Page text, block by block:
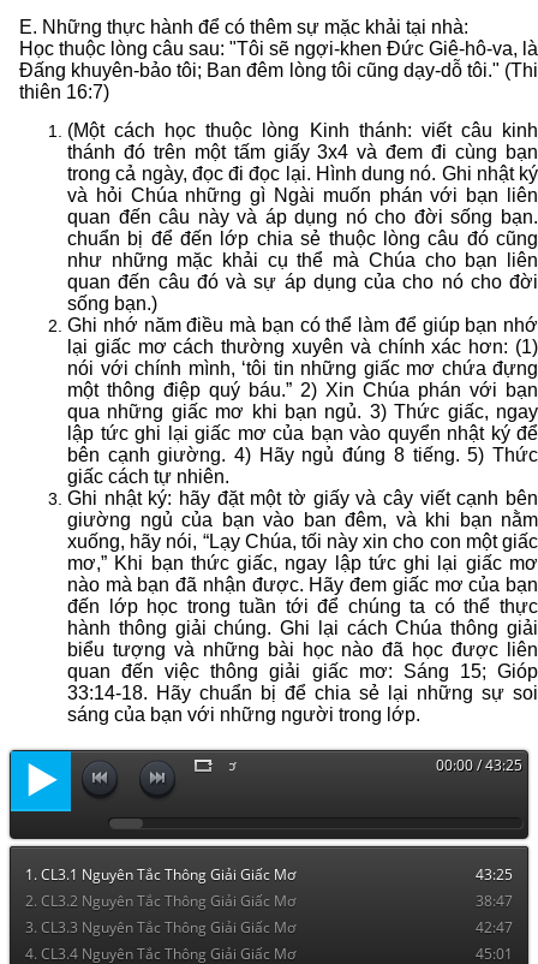
E. Những thực hành để có thêm sự mặc khải tại nhà:
Học thuộc lòng câu sau: "Tôi sẽ ngợi-khen Đức Giê-hô-va, là
Đấng khuyên-bảo tôi; Ban đêm lòng tôi cũng dạy-dỗ tôi." (Thi
thiên 16:7)
(Một cách học thuộc lòng Kinh thánh: viết câu kinh
thánh đó trên một tấm giấy 3x4 và đem đi cùng bạn
trong cả ngày, đọc đi đọc lại. Hình dung nó. Ghi nhật ký
và hỏi Chúa những gì Ngài muốn phán với bạn liên
quan đến câu này và áp dụng nó cho đời sống bạn.
chuẩn bị để đến lớp chia sẻ thuộc lòng câu đó cũng
như những mặc khải cụ thể mà Chúa cho bạn liên
quan đến câu đó và sự áp dụng của cho nó cho đời
sống bạn.)
Ghi nhớ năm điều mà bạn có thể làm để giúp bạn nhớ
lại giấc mơ cách thường xuyên và chính xác hơn: (1)
nói với chính mình, ‘tôi tin những giấc mơ chứa đựng
một thông điệp quý báu.” 2) Xin Chúa phán với bạn
qua những giấc mơ khi bạn ngủ. 3) Thức giấc, ngay
lập tức ghi lại giấc mơ của bạn vào quyển nhật ký để
bên cạnh giường. 4) Hãy ngủ đúng 8 tiếng. 5) Thức
giấc cách tự nhiên.
Ghi nhật ký: hãy đặt một tờ giấy và cây viết cạnh bên
giường ngủ của bạn vào ban đêm, và khi bạn nằm
xuống, hãy nói, “Lạy Chúa, tối này xin cho con một giấc
mơ,” Khi bạn thức giấc, ngay lập tức ghi lại giấc mơ
nào mà bạn đã nhận được. Hãy đem giấc mơ của bạn
đến lớp học trong tuần tới để chúng ta có thể thực
hành thông giải chúng. Ghi lại cách Chúa thông giải
biểu tượng và những bài học nào đã học được liên
quan đến việc thông giải giấc mơ: Sáng 15; Gióp
33:14-18. Hãy chuẩn bị để chia sẻ lại những sự soi
sáng của bạn với những người trong lớp.
CL3.1 Nguyên Tắc Thông Giải
00:00 / 43:25
1. CL3.1 Nguyên Tắc Thông Giải Giấc Mơ
43:25
2. CL3.2 Nguyên Tắc Thông Giải Giấc Mơ
38:47
3. CL3.3 Nguyên Tắc Thông Giải Giấc Mơ
42:47
4. CL3.4 Nguyên Tắc Thông Giải Giấc Mơ
45:01